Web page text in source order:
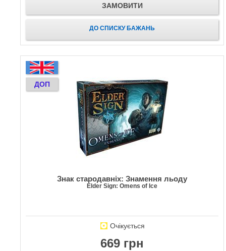
ЗАМОВИТИ
ДО СПИСКУ БАЖАНЬ
ДОП
Знак стародавніх: Знамення льоду
Elder Sign: Omens of Ice
Очікується
669 грн